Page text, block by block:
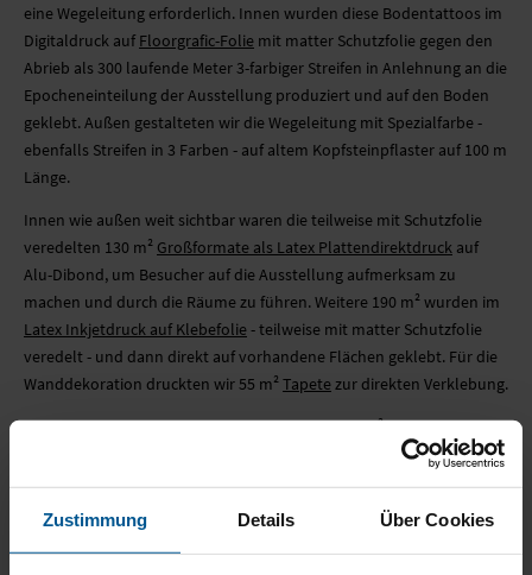
Zustimmung Details Über Cookies
eine Wegeleitung erforderlich. Innen wurden diese Bodentattoos im
Digitaldruck auf Floorgrafic-Folie mit matter Schutzfolie gegen den
Abrieb als 300 laufende Meter 3-farbiger Streifen in Anlehnung an die
Epocheneinteilung der Ausstellung produziert und auf den Boden
geklebt. Außen gestalteten wir die Wegeleitung mit Spezialfarbe -
ebenfalls Streifen in 3 Farben - auf altem Kopfsteinpflaster auf 100 m
Länge.
Innen wie außen weit sichtbar waren die teilweise mit Schutzfolie
veredelten 130 m² Großformate als Latex Plattendirektdruck auf
Alu-Dibond, um Besucher auf die Ausstellung aufmerksam zu
machen und durch die Räume zu führen. Weitere 190 m² wurden im
Latex Inkjetdruck auf Klebefolie- teilweise mit matter Schutzfolie
veredelt - und dann direkt auf vorhandene Flächen geklebt. Für die
Wanddekoration druckten wir 55 m²Tapetezur direkten Verklebung.
Für spezielle Ausstellungsräume entstanden 35 m²Stoffgrafiken im
auf PrintTex Display. Alle Stoffe wurden mit der
Matrixrahmen
sowie Hohlsaum und Rundkeder für Kederprofil zur
direkten Wand/Decken-Hängung versehen. Mittels